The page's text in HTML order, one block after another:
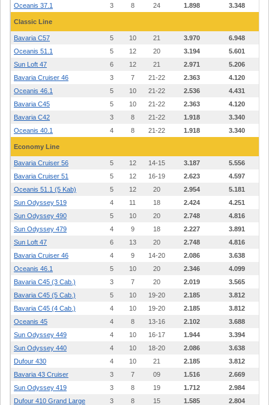
Oceanis 37.1
3 8 24 1.898 3.348
Classic Line
Bavaria C57 5 10 21 3.970
6.948
Oceanis 51.1
5 12 20 3.194
5.601
Sun Loft 47
6 12 21 2.971
5.206
Bavaria Cruiser 46
3 7 21-22 2.363
4.120
Oceanis 46.1
5 10 21-22 2.536
4.431
Bavaria C45
5 10 21-22 2.363
4.120
Bavaria C42
3 8 21-22 1.918
3.340
Oceanis 40.1
4 8 21-22 1.918 3.340
Economy Line
Bavaria Cruiser 56 5 12 14-15 3.187
5.556
Bavaria Cruiser 51
5 12 16-19 2.623
4.597
Oceanis 51.1 (5 Kab)
5 12 20 2.954
5.181
Sun Odyssey 519
4 11 18 2.424
4.251
Sun Odyssey 490
5 10 20 2.748
4.816
Sun Odyssey 479
4 9 18 2.227
3.891
Sun Loft 47
6 13 20 2.748
4.816
Bavaria Cruiser 46
4 9 14-20 2.086
3.638
Oceanis 46.1
5 10 20 2.346
4.099
Bavaria C45 (3 Cab.)
3 7 20 2.019
3.565
Bavaria C45 (5 Cab.)
5 10 19-20 2.185
3.812
Bavaria C45 (4 Cab.)
4 10 19-20 2.185
3.812
Oceanis 45
4 8 13-16 2.102
3.688
Sun Odyssey 449
4 10 16-17 1.944
3.394
Sun Odyssey 440
4 10 18-20 2.086
3.638
Dufour 430
4 10 21 2.185
3.812
Bavaria 43 Cruiser
3 7 09 1.516
2.669
Sun Odyssey 419
3 8 19 1.712
2.984
Dufour 410 Grand Large
3 8 15 1.585
2.804